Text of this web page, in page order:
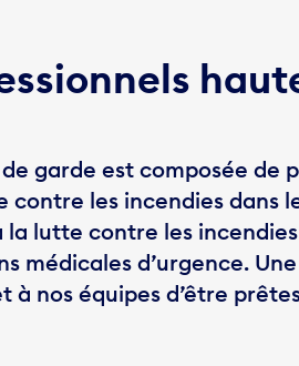
garde est composée de
contre les incendies dans
la lutte contre les
médicales d’urgence.
à nos équipes d’être